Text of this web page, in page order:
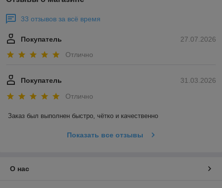
33 отзывов за всё время
27.07.2026
Покупатель
Отлично
31.03.2026
Покупатель
Отлично
Заказ был выполнен быстро, чётко и качественно
Показать все отзывы
О нас